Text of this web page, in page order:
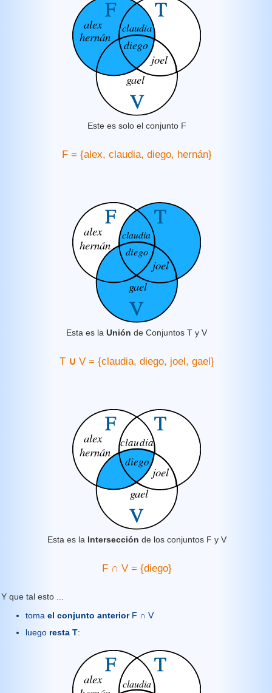
Este es solo el conjunto F
F = {alex, claudia, diego, hernán}
Esta es la Unión de Conjuntos T y V
T ∪ V = {claudia, diego, joel, gael}
Esta es la Intersección de los conjuntos F y V
F ∩ V = {diego}
Y que tal esto ...
toma el conjunto anterior F ∩ V
luego resta T: